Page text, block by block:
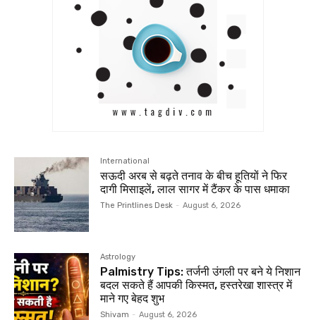
International
सऊदी अरब से बढ़ते तनाव के बीच हूतियों ने फिर
दागी मिसाइलें, लाल सागर में टैंकर के पास धमाका
The Printlines Desk - August 6, 2026
Astrology
Palmistry Tips: तर्जनी उंगली पर बने ये निशान
बदल सकते हैं आपकी किस्मत, हस्तरेखा शास्त्र में
माने गए बेहद शुभ
Shivam - August 6, 2026